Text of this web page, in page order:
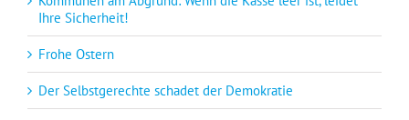
Ihre Sicherheit!
Frohe Ostern
Der Selbstgerechte schadet der Demokratie